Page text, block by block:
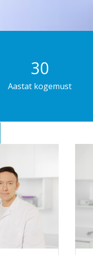
30
Aastat kogemust